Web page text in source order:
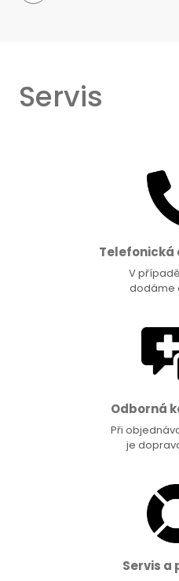
Servis
Telefonická
V
dodáme
Odborná
Při
je
Servis a